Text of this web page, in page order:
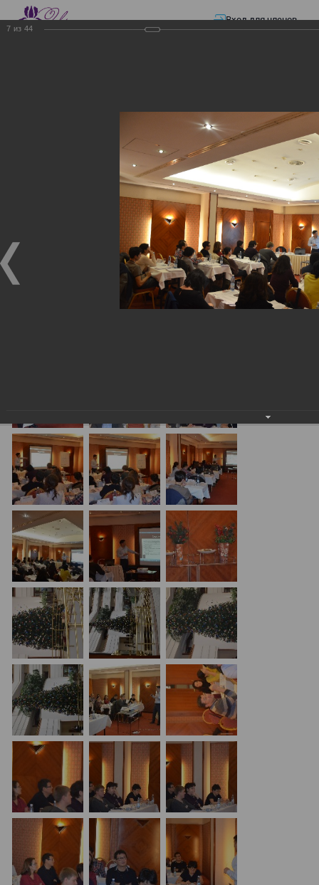
Вход для членов
Семинар по разъяснению норм
Закона «О ТРАНСФЕРТНОМ ЦЕНООБРАЗОВАНИИ»
Семинар по разъяснению
норм Закона «О
ТРАНСФЕРТНОМ
ЦЕНООБРАЗОВАНИИ»
Семинар по разъяснению норм Закона «О
ТРАНСФЕРТНОМ ЦЕНООБРАЗОВАНИИ»
7 из 44